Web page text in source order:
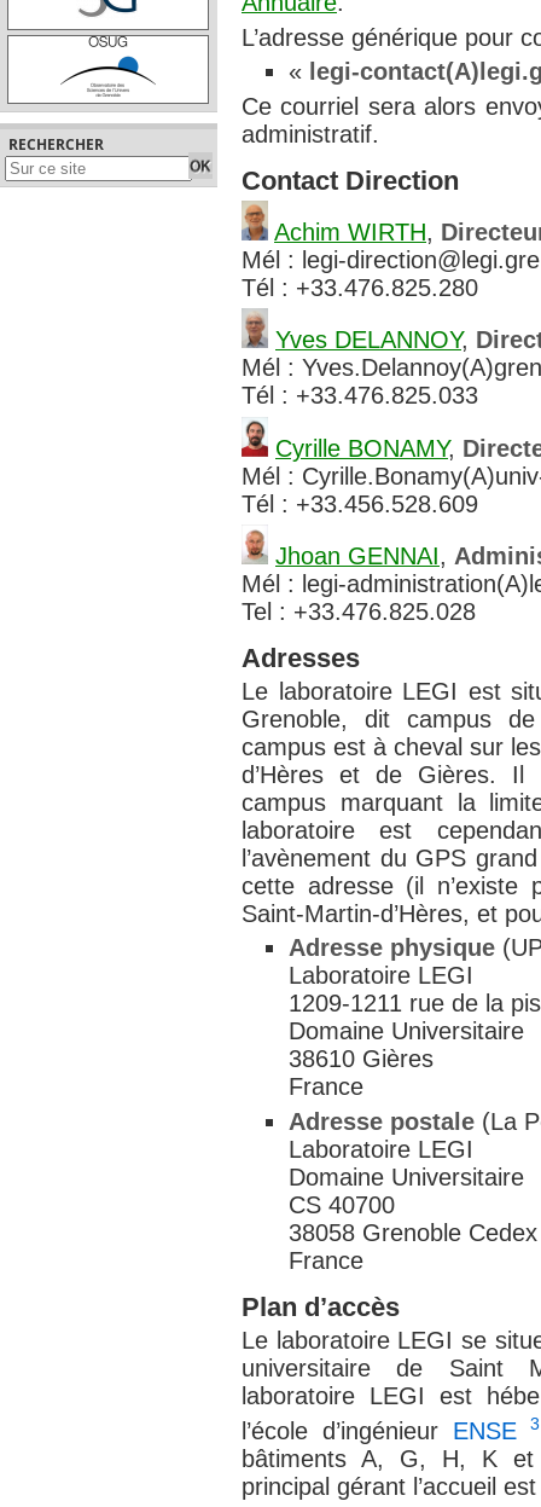
RECHERCHER
L’adresse générique pour
« legi-
Ce courriel sera alors
administratif.
Contact Direction
Achim WIRTH,
Mél : legi-
Tél : +33.476.825.280
Yves DELANNOY,
Mél :
Tél : +33.476.825.033
Cyrille BONAMY,
Mél :
Tél : +33.456.528.609
Jhoan GENNAI,
Mél : legi-
Tel : +33.476.825.028
Adresses
Le laboratoire LEGI est
Grenoble, dit campus de
campus est à cheval sur
d’Hères et de Gières. Il
campus marquant la
laboratoire est
l’avènement du GPS
cette adresse (il
Saint-Martin-d’Hères, et
Adresse physique
Laboratoire LEGI
1209-1211 rue de la
Domaine Universitaire
38610 Gières
France
Adresse postale(La
Laboratoire LEGI
Domaine Universitaire
CS 40700
38058 Grenoble
France
Plan d’accès
Le laboratoire LEGI se
universitaire de Saint
laboratoire LEGI est
l’école d’ingénieur ENSE3
bâtiments A, G, H, K
principal gérant l’accueil